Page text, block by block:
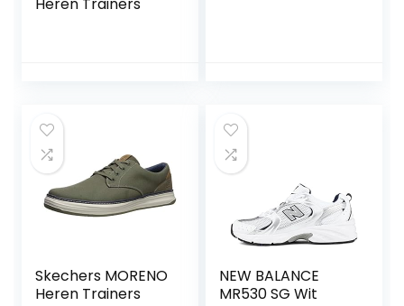
Heren Trainers
Skechers MORENO
Heren Trainers
NEW BALANCE
MR530 SG Wit